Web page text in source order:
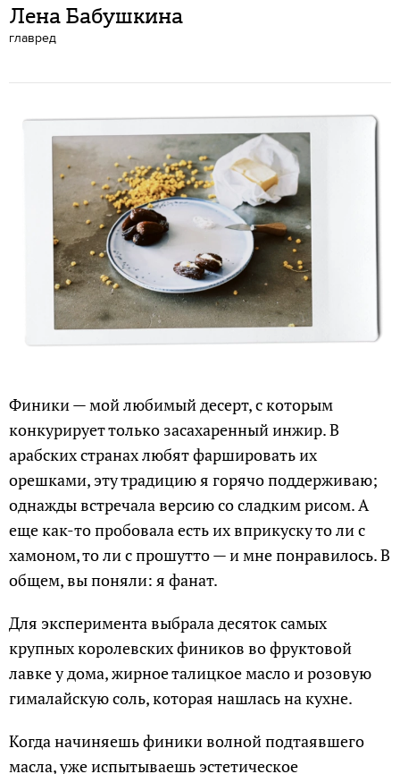
Лена Бабушкина
главред
Финики — мой любимый десерт, с которым
конкурирует только засахаренный инжир. В
арабских странах любят фаршировать их
орешками, эту традицию я горячо поддерживаю;
однажды встречала версию со сладким рисом. А
еще как-то пробовала есть их вприкуску то ли с
хамоном, то ли с прошутто — и мне понравилось. В
общем, вы поняли: я фанат.
Для эксперимента выбрала десяток самых
крупных королевских фиников во фруктовой
лавке у дома, жирное талицкое масло и розовую
гималайскую соль, которая нашлась на кухне.
Когда начиняешь финики волной подтаявшего
масла, уже испытываешь эстетическое